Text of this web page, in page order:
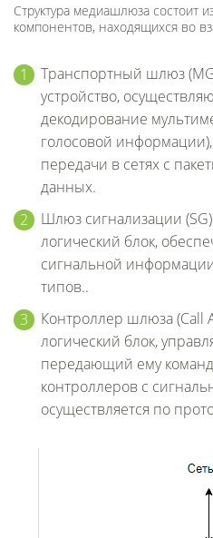
Структура медиашлюза состоит
компонентов, находящихся во
Транспортный шлюз
устройство,
декодирование
голосовой
передачи в сетях с
данных.
Шлюз сигнализации
логический блок,
сигнальной
типов..
Контроллер шлюза (Call
логический блок,
передающий ему
контроллеров с
осуществляется по